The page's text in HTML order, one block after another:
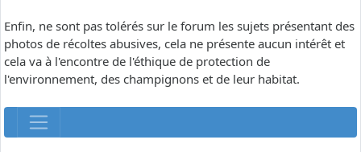
Enfin, ne sont pas tolérés sur le forum les sujets présentant des
photos de récoltes abusives, cela ne présente aucun intérêt et
cela va à l'encontre de l'éthique de protection de
l'environnement, des champignons et de leur habitat.